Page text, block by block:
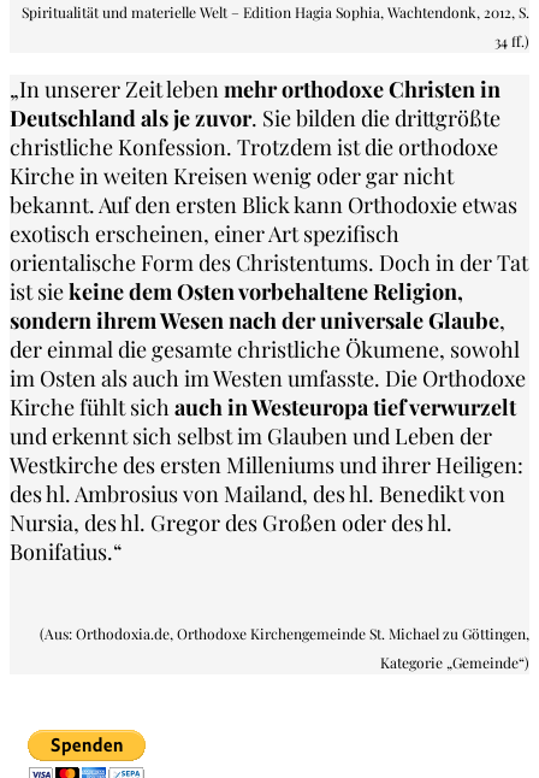
Spiritualität und materielle Welt – Edition Hagia Sophia, Wachtendonk, 2012, S.
34 ff.)
„In unserer Zeit lebenmehr orthodoxe Christen in
Deutschland als je zuvor. Sie bilden die drittgrößte
christliche Konfession. Trotzdem ist die orthodoxe
Kirche in weiten Kreisen wenig oder gar nicht
bekannt. Auf den ersten Blick kann Orthodoxie etwas
exotisch erscheinen, einer Art spezifisch
orientalische Form des Christentums. Doch in der Tat
ist siekeine dem Osten vorbehaltene Religion,
sondern ihrem Wesen nach der universale Glaube,
der einmal die gesamte christliche Ökumene, sowohl
im Osten als auch im Westen umfasste. Die Orthodoxe
Kirche fühlt sichauch in Westeuropa tief verwurzelt
und erkennt sich selbst im Glauben und Leben der
Westkirche des ersten Milleniums und ihrer Heiligen:
des hl. Ambrosius von Mailand, des hl. Benedikt von
Nursia, des hl. Gregor des Großen oder des hl.
Bonifatius.“
(Aus: Orthodoxia.de, Orthodoxe Kirchengemeinde St. Michael zu Göttingen,
Kategorie „Gemeinde“)